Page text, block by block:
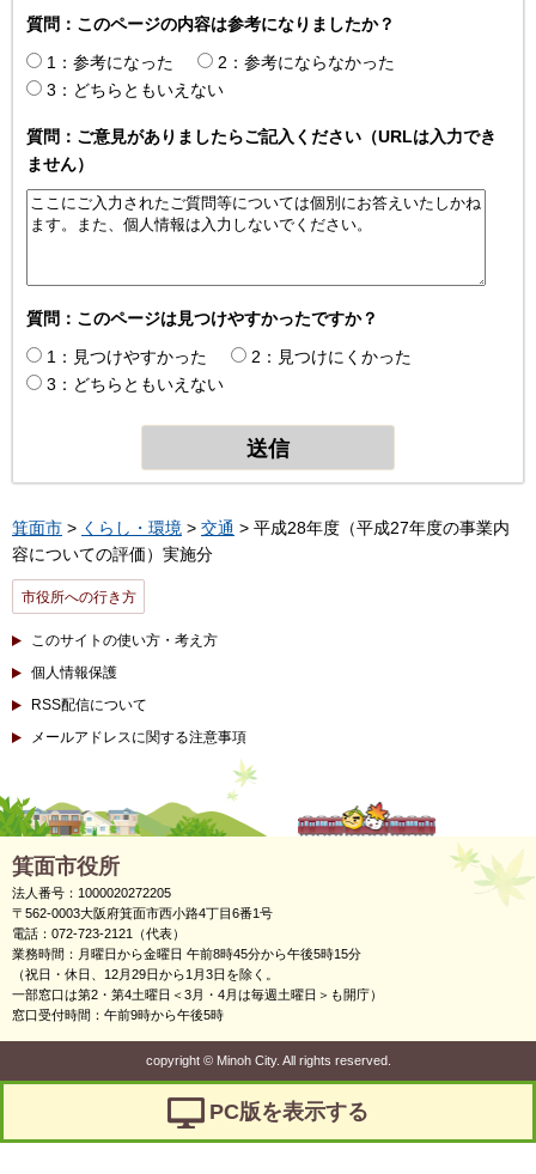
質問：このページの内容は参考になりましたか？
1：参考になった
2：参考にならなかった
3：どちらともいえない
質問：ご意見がありましたらご記入ください（URLは入力でき
ません）
質問：このページは見つけやすかったですか？
1：見つけやすかった
2：見つけにくかった
3：どちらともいえない
箕面市 > くらし・環境 > 交通 > 平成28年度（平成27年度の事業内
容についての評価）実施分
市役所への行き方
このサイトの使い方・考え方
個人情報保護
RSS配信について
メールアドレスに関する注意事項
箕面市役所
法人番号：1000020272205
〒562-0003大阪府箕面市西小路4丁目6番1号
電話：072-723-2121（代表）
業務時間：月曜日から金曜日 午前8時45分から午後5時15分
（祝日・休日、12月29日から1月3日を除く。
一部窓口は第2・第4土曜日＜3月・4月は毎週土曜日＞も開庁）
窓口受付時間：午前9時から午後5時
copyright ©Minoh City. All rights reserved.
PC版を表示する